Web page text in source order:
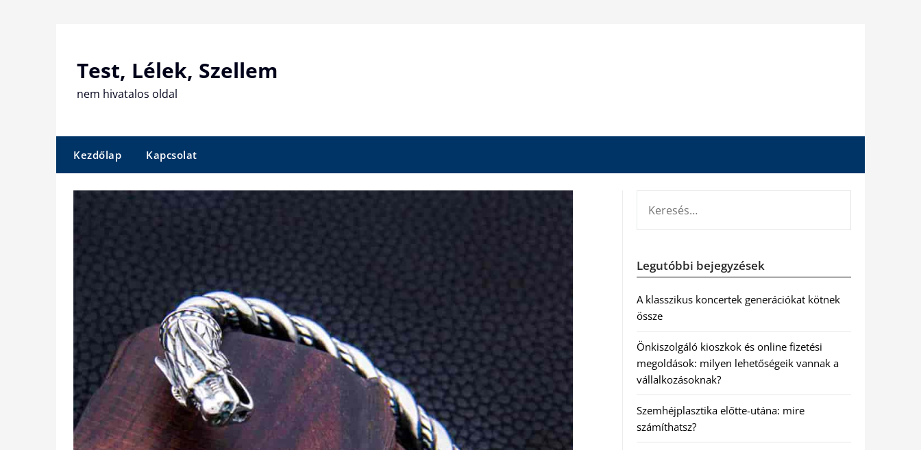
Test, Lélek, Szellem
nem hivatalos oldal
Kezdőlap Kapcsolat
Legutóbbi bejegyzések
A klasszikus koncertek generációkat kötnek
össze
Önkiszolgáló kioszkok és online fizetési
megoldások: milyen lehetőségeik vannak a
vállalkozásoknak?
Szemhéjplasztika előtte-utána: mire
számíthatsz?